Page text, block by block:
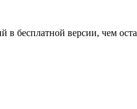
в бесплатной версии, чем